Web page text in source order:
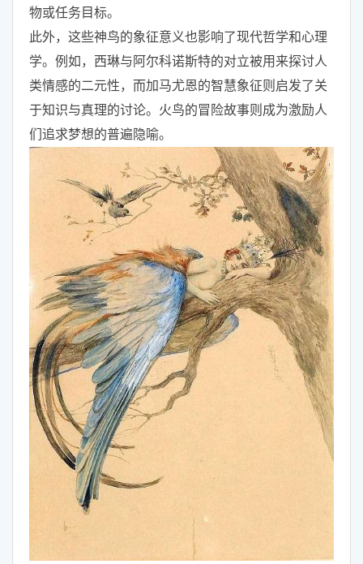
物或任务目标。
此外，这些神鸟的象征意义也影响了现代哲学和心理
学。例如，西琳与阿尔科诺斯特的对立被用来探讨人
类情感的二元性，而加马尤恩的智慧象征则启发了关
于知识与真理的讨论。火鸟的冒险故事则成为激励人
们追求梦想的普遍隐喻。